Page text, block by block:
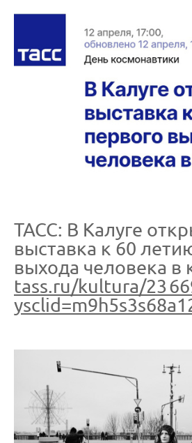
ТАСС: В Калуге
выставка к 60
выхода человека в
tass.ru/kultura/23